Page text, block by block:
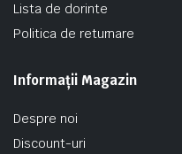
Lista de dorinte
Politica de returnare
Informații Magazin
Despre noi
Discount-uri